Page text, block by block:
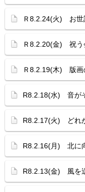
Ｒ8.2.24(火) お世
Ｒ8.2.20(金) 祝う
Ｒ8.2.19(木) 版画
R8.2.18(水) 音が
R8.2.17(火) どれ
R8.2.16(月) 北に
R8.2.13(金) 風を